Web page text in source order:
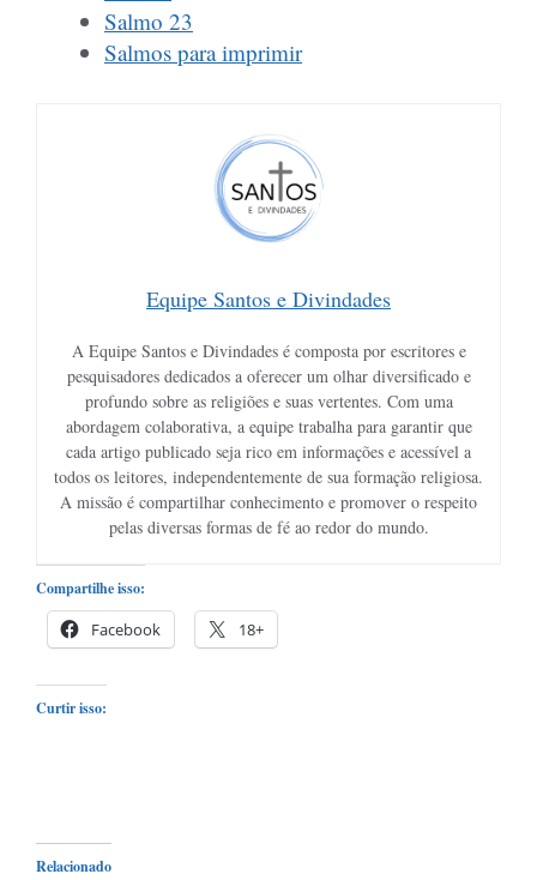
Salmo 23
Salmos para imprimir
Equipe Santos e Divindades
A Equipe Santos e Divindades é composta por escritores e
pesquisadores dedicados a oferecer um olhar diversificado e
profundo sobre as religiões e suas vertentes. Com uma
abordagem colaborativa, a equipe trabalha para garantir que
cada artigo publicado seja rico em informações e acessível a
todos os leitores, independentemente de sua formação religiosa.
A missão é compartilhar conhecimento e promover o respeito
pelas diversas formas de fé ao redor do mundo.
Compartilhe isso:
Facebook 18+
Curtir isso:
Relacionado